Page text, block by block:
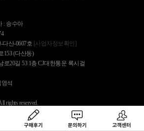
상품후기 문의하기 고객센터
: 송수아
다산-0607호 [사업자정보확인]
153 (다산동)
20길 53 1층 CJ대한통운 록시걸
석
rights reserved.
PC Ver